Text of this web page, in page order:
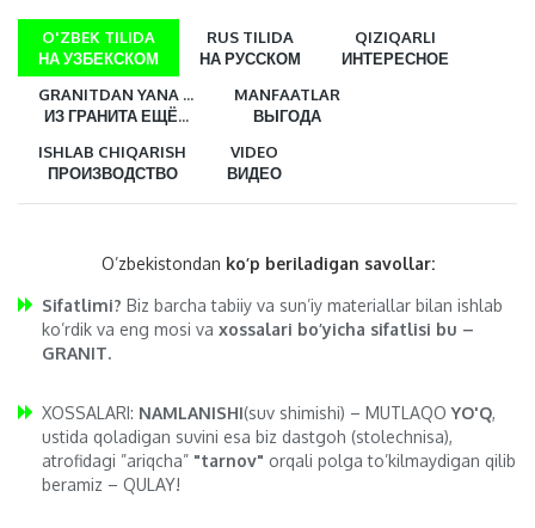
O'ZBEK TILIDA
НА УЗБЕКСКОМ
RUS TILIDA
НА РУССКОМ
QIZIQARLI
ИНТЕРЕСНОЕ
GRANITDAN YANA ...
ИЗ ГРАНИТА ЕЩЁ...
MANFAATLAR
ВЫГОДА
ISHLAB CHIQARISH
ПРОИЗВОДСТВО
VIDEO
ВИДЕО
O’zbekistondan ko’p beriladigan savollar:
Sifatlimi? Biz barcha tabiiy va sun’iy materiallar bilan ishlab
ko’rdik va eng mosi va xossalari bo’yicha sifatlisi bu –
GRANIT.
XOSSALARI: NAMLANISHI(suv shimishi) – MUTLAQOYO'Q,
ustida qoladigan suvini esa biz dastgoh (stolechnisa),
atrofidagi ”ariqcha” "tarnov" orqali polga to’kilmaydigan qilib
beramiz – QULAY!